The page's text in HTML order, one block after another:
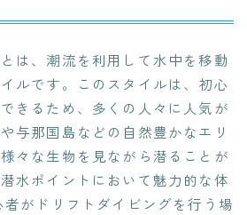
は、潮流を利用して水中を移動
ルです。このスタイルは、初心
きるため、多くの人々に人気が
与那国島などの自然豊かなエリ
々な生物を見ながら潜ることが
水ポイントにおいて魅力的な体
がドリフトダイビングを行う場